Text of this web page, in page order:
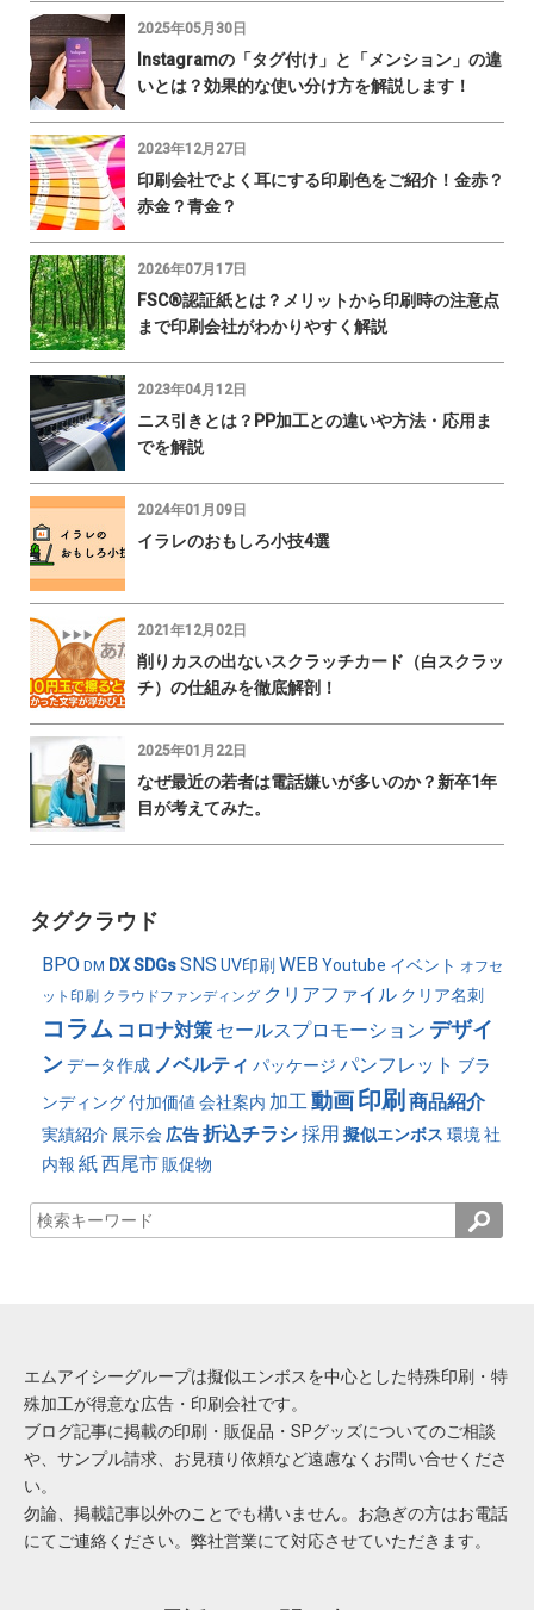
2025年05月30日
Instagramの「タグ付け」と「メンション」の違
いとは？効果的な使い分け方を解説します！
2023年12月27日
印刷会社でよく耳にする印刷色をご紹介！金赤？
赤金？青金？
2026年07月17日
FSC®認証紙とは？メリットから印刷時の注意点
まで印刷会社がわかりやすく解説
2023年04月12日
ニス引きとは？PP加工との違いや方法・応用ま
でを解説
2024年01月09日
イラレのおもしろ小技4選
2021年12月02日
削りカスの出ないスクラッチカード（白スクラッ
チ）の仕組みを徹底解剖！
2025年01月22日
なぜ最近の若者は電話嫌いが多いのか？新卒1年
目が考えてみた。
タグクラウド
BPO DM DXSDGsSNS UV印刷 WEB Youtube イベント オフセ
ット印刷 クラウドファンディング クリアファイル クリア名刺
コラム コロナ対策 セールスプロモーション デザイ
ンデータ作成 ノベルティ パッケージ パンフレット ブラ
ンディング付加価値 会社案内 加工動画印刷 商品紹介
実績紹介 展示会 広告折込チラシ採用 擬似エンボス 環境 社
内報 紙西尾市 販促物
エムアイシーグループは擬似エンボスを中心とした特殊印刷・特
殊加工が得意な広告・印刷会社です。
ブログ記事に掲載の印刷・販促品・SPグッズについてのご相談
や、サンプル請求、お見積り依頼など遠慮なくお問い合せくださ
い。
勿論、掲載記事以外のことでも構いません。お急ぎの方はお電話
にてご連絡ください。弊社営業にて対応させていただきます。